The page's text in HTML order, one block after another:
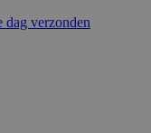
dag verzonden